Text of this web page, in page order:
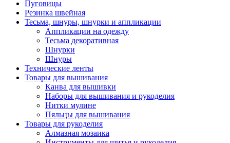
Пуговицы
Резинка швейная
Тесьма, шнуры, шнурки и аппликации
Аппликации на одежду
Тесьма декоративная
Шнурки
Шнуры
Технические ленты
Товары для вышивания
Канва для вышивки
Наборы для вышивания и рукоделия
Нитки мулине
Пяльцы для вышивания
Товары для рукоделия
Алмазная мозаика